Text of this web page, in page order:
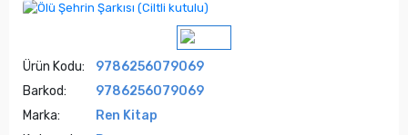
Ürün Kodu:
9786256079069
Barkod:
9786256079069
Marka:
Ren Kitap